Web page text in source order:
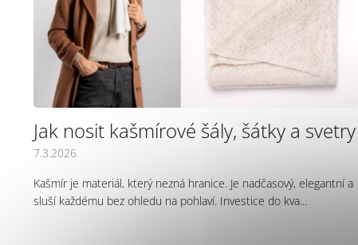
Jak nosit kašmírové šály, šátky a svetry
7.3.2026
Kašmír je materiál, který nezná hranice. Je nadčasový, elegantní a
sluší každému bez ohledu na pohlaví. Investice do kva...